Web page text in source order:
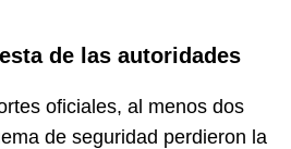
de las autoridades
oficiales, al menos dos
de seguridad perdieron la